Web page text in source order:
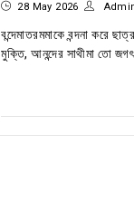
28 May 2026
বন্দেমাতরমমাকে বন্দনা করে
মুক্তি, আনন্দের সাথীমা তো